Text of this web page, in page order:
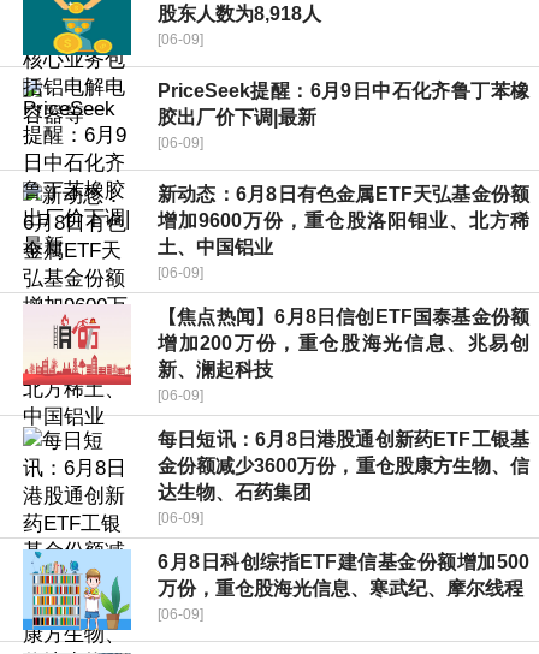
股东人数为8,918人
[06-09]
PriceSeek提醒：6月9日中石化齐鲁丁苯橡
胶出厂价下调|最新
[06-09]
新动态：6月8日有色金属ETF天弘基金份额
增加9600万份，重仓股洛阳钼业、北方稀
土、中国铝业
[06-09]
【焦点热闻】6月8日信创ETF国泰基金份额
增加200万份，重仓股海光信息、兆易创
新、澜起科技
[06-09]
每日短讯：6月8日港股通创新药ETF工银基
金份额减少3600万份，重仓股康方生物、信
达生物、石药集团
[06-09]
6月8日科创综指ETF建信基金份额增加500
万份，重仓股海光信息、寒武纪、摩尔线程
[06-09]